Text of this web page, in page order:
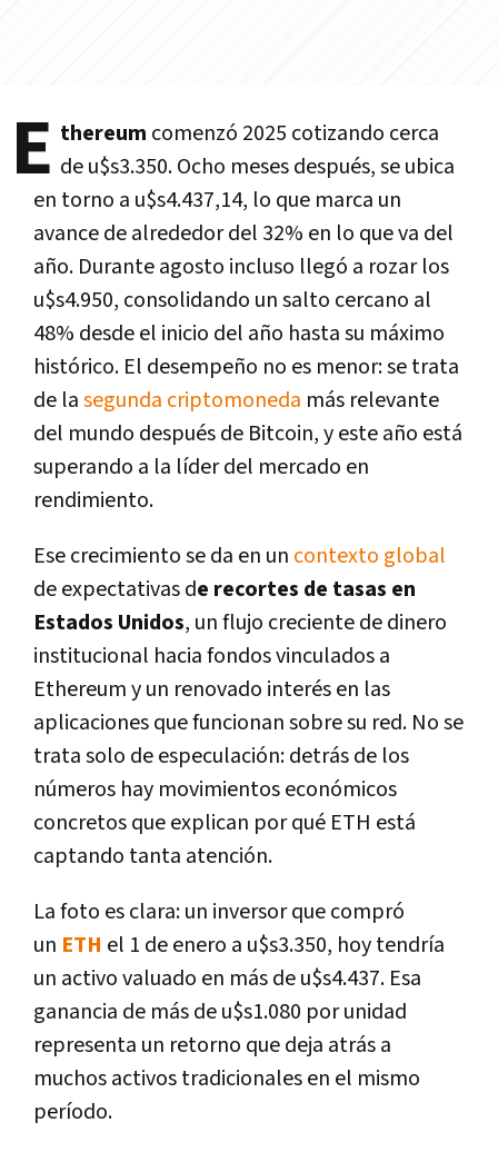
E thereum comenzó 2025 cotizando cerca
de u$s3.350. Ocho meses después, se ubica
en torno a u$s4.437,14, lo que marca un
avance de alrededor del 32% en lo que va del
año. Durante agosto incluso llegó a rozar los
u$s4.950, consolidando un salto cercano al
48% desde el inicio del año hasta su máximo
histórico. El desempeño no es menor: se trata
de lasegunda criptomoneda más relevante
del mundo después de Bitcoin, y este año está
superando a la líder del mercado en
rendimiento.
Ese crecimiento se da en un contexto global
de expectativas de recortes de tasas en
Estados Unidos, un flujo creciente de dinero
institucional hacia fondos vinculados a
Ethereum y un renovado interés en las
aplicaciones que funcionan sobre su red. No se
trata solo de especulación: detrás de los
números hay movimientos económicos
concretos que explican por qué ETH está
captando tanta atención.
La foto es clara: un inversor que compró
un ETH el 1 de enero a u$s3.350, hoy tendría
un activo valuado en más de u$s4.437. Esa
ganancia de más de u$s1.080 por unidad
representa un retorno que deja atrás a
muchos activos tradicionales en el mismo
período.